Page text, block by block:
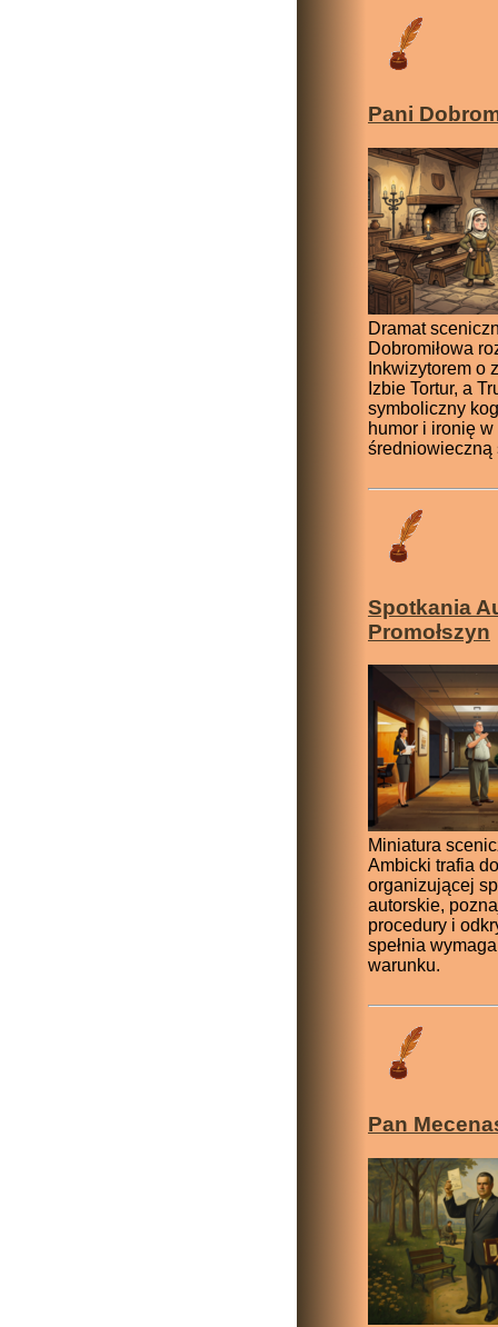
Pani
Dramat
Dobromiłowa
Inkwizytorem o
Izbie Tortur, a
symboliczny
humor i ironię w
średniowieczną
Spotkania
Promołszyn
Miniatura
Ambicki trafia
organizującej
autorskie,
procedury i
spełnia
warunku.
Pan